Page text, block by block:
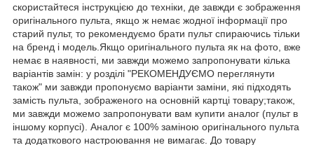
скористайтеся інструкцією до техніки, де завжди є зображення
оригінального пульта, якщо ж немає жодної інформації про
старий пульт, то рекомендуємо брати пульт спираючись тільки
на бренд і модель.Якщо оригінального пульта як на фото, вже
немає в наявності, ми завжди можемо запропонувати кілька
варіантів замін: у розділі "РЕКОМЕНДУЄМО переглянути
також" ми завжди пропонуємо варіанти заміни, які підходять
замість пульта, зображеного на основній картці товару;також,
ми завжди можемо запропонувати вам купити аналог (пульт в
іншому корпусі). Аналог є 100% заміною оригінального пульта
та додаткового настроювання не вимагає. До товару